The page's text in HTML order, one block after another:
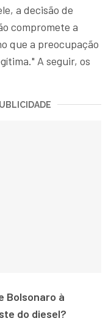
a decisão de
compromete a
que a preocupação
A seguir, os
Bolsonaro à
do diesel?